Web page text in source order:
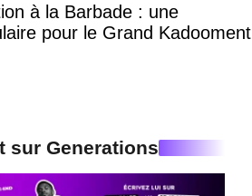
à la Barbade : une
pour le Grand Kadooment
sur Generations